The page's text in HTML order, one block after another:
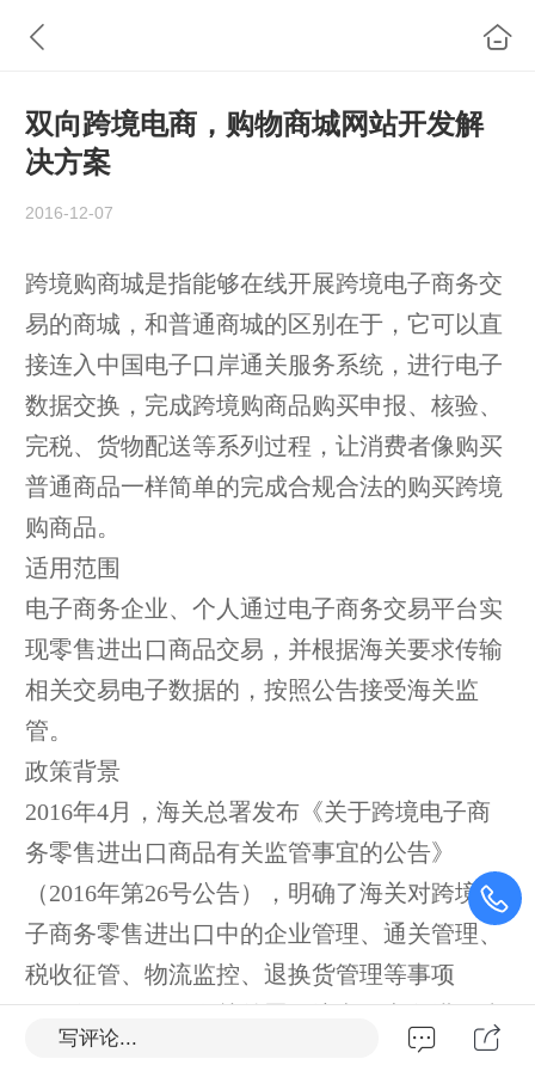
双向跨境电商，购物商城网站开发解
决方案
2016-12-07
跨境购商城是指能够在线开展跨境电子商务交
易的商城，和普通商城的区别在于，它可以直
接连入中国电子口岸通关服务系统，进行电子
数据交换，完成跨境购商品购买申报、核验、
完税、货物配送等系列过程，让消费者像购买
普通商品一样简单的完成合规合法的购买跨境
购商品。
适用范围
电子商务企业、个人通过电子商务交易平台实
现零售进出口商品交易，并根据海关要求传输
相关交易电子数据的，按照公告接受海关监
管。
政策背景
2016年4月，海关总署发布《关于跨境电子商
务零售进出口商品有关监管事宜的公告》
（2016年第26号公告），明确了海关对跨境电
子商务零售进出口中的企业管理、通关管理、
税收征管、物流监控、退换货管理等事项
一版系统在广州上线试运行
写评论...